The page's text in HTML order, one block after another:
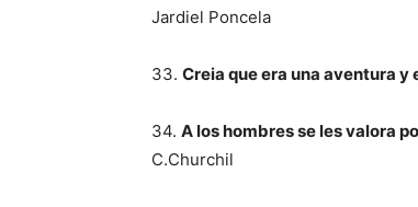
Jardiel Poncela
33. Creia que era una aventura y
34. A los hombres se les valora
C.Churchil